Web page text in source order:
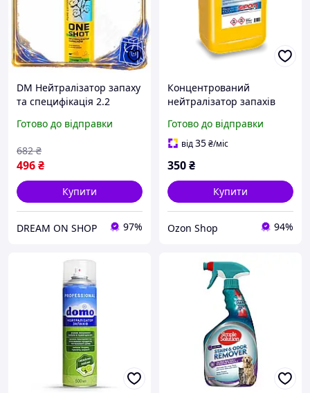
DM Нейтралізатор запаху
та специфікація 2.2
600мл для приміщень з
Готово до відправки
496₴
682 ₴
Купити
DREAM ON SHOP 97%
Концентрований
нейтралізатор запахів
Flower Fresh з квітковим
ароматом, 1 л
Готово до відправки
від35₴/міс
350₴
Купити
Ozon Shop 94%